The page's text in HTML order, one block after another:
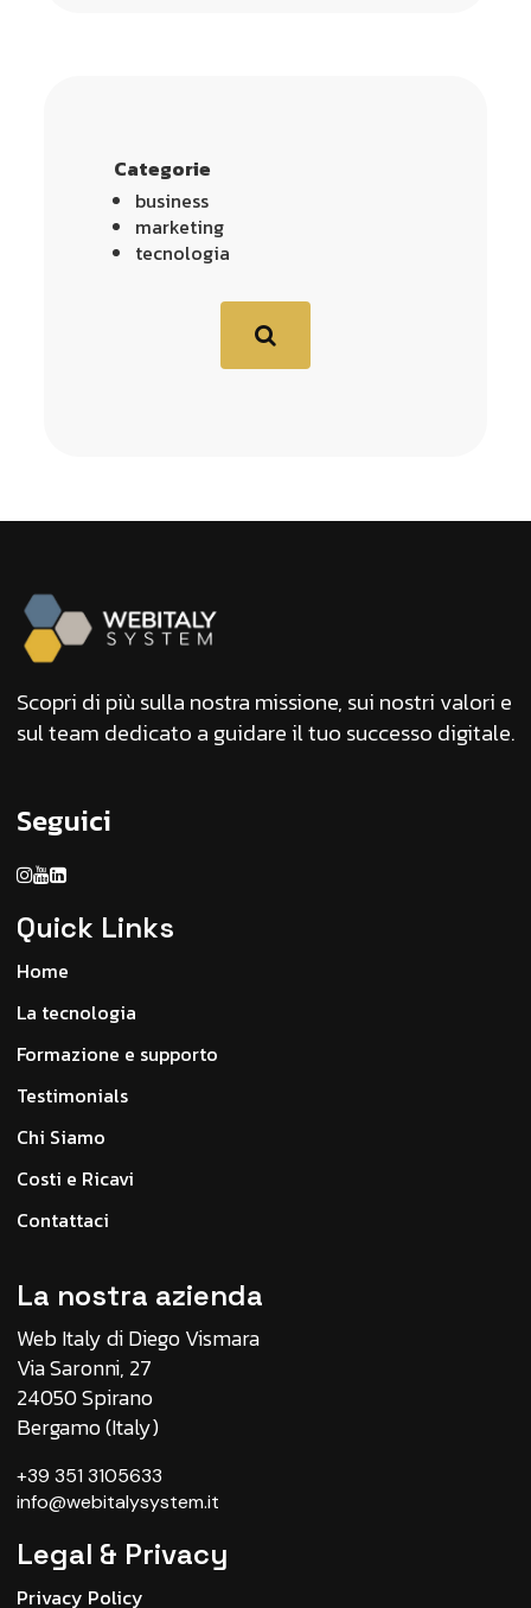
Categorie
business
marketing
tecnologia
Scopri di più sulla nostra missione, sui nostri valori e
sul team dedicato a guidare il tuo successo digitale.
Seguici
Quick Links
Home
La tecnologia
Formazione e supporto
Testimonials
Chi Siamo
Costi e Ricavi
Contattaci
La nostra azienda
Web Italy di Diego Vismara
Via Saronni, 27
24050 Spirano
Bergamo (Italy)
+39 351 3105633
info@webitalysystem.it
Legal & Privacy
Privacy Policy